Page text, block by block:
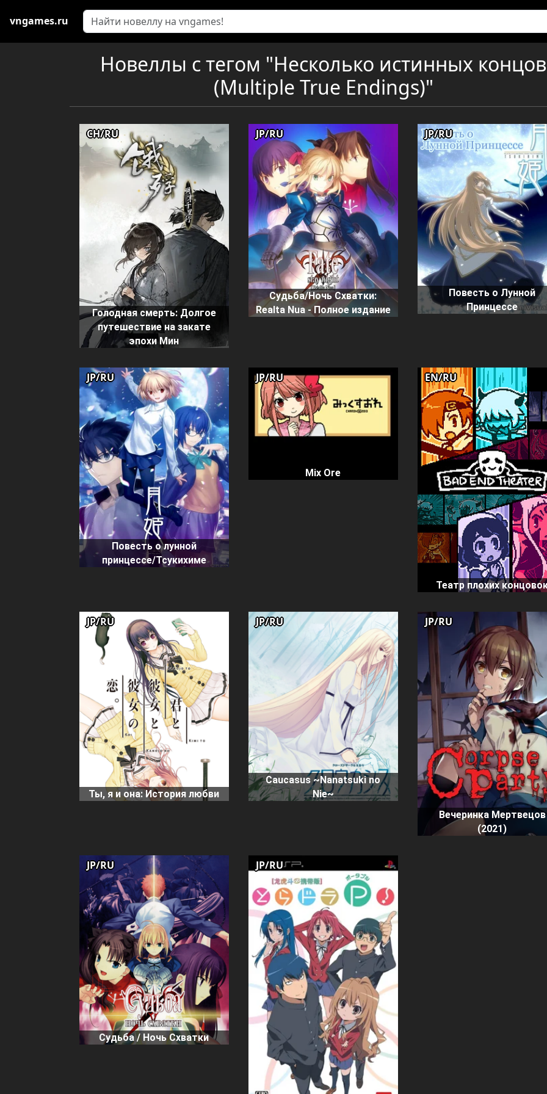
vngames.ru
Новеллы с тегом "Несколько истинных концов
(Multiple True Endings)"
Голодная смерть: Долгое
путешествие на закате
эпохи Мин
CH/RU
Судьба/Ночь Схватки:
Realta Nua - Полное издание
JP/RU
Повесть о Лунной
Принцессе
JP/RU
Повесть о лунной
принцессе/Тсукихиме
JP/RU
Mix Ore
JP/RU
Театр плохих
EN/RU
Ты, я и она: История любви
JP/RU
Caucasus ~Nanatsuki no
Nie~
JP/RU
Вечеринка Мертвецов
(2021)
JP/RU
Судьба / Ночь Схватки
JP/RU JP/RU